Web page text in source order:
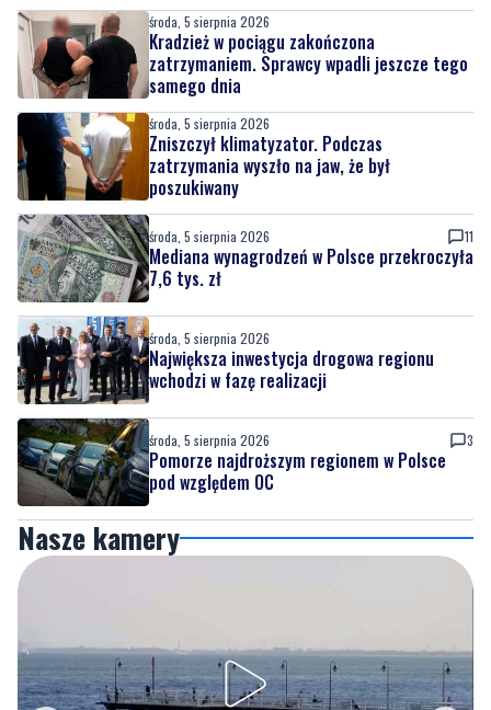
środa, 5 sierpnia 2026
Kradzież w pociągu zakończona
zatrzymaniem. Sprawcy wpadli jeszcze tego
samego dnia
środa, 5 sierpnia 2026
Zniszczył klimatyzator. Podczas
zatrzymania wyszło na jaw, że był
poszukiwany
środa, 5 sierpnia 2026 11
Mediana wynagrodzeń w Polsce przekroczyła
7,6 tys. zł
środa, 5 sierpnia 2026
Największa inwestycja drogowa regionu
wchodzi w fazę realizacji
środa, 5 sierpnia 2026 3
Pomorze najdroższym regionem w Polsce
pod względem OC
Nasze kamery